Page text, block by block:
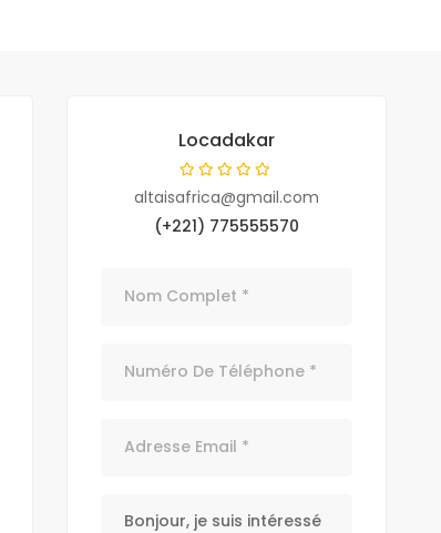
Locadakar
altaisafrica@gmail.com
(+221) 775555570